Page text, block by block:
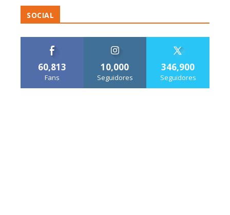
SOCIAL
60,813
Fans
10,000
Seguidores
346,900
Seguidores